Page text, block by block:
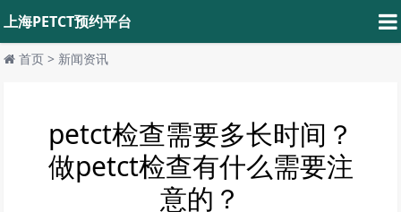
上海PETCT预约平台
首页 > 新闻资讯
petct检查需要多长时间？
做petct检查有什么需要注
意的？